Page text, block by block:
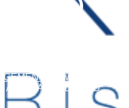
News
ATTESA DELL’ANNO